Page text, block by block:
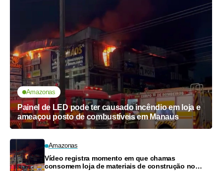
Amazonas
Painel de LED pode ter causado incêndio em loja e
ameaçou posto de combustíveis em Manaus
Amazonas
Vídeo registra momento em que chamas
consomem loja de materiais de construção no